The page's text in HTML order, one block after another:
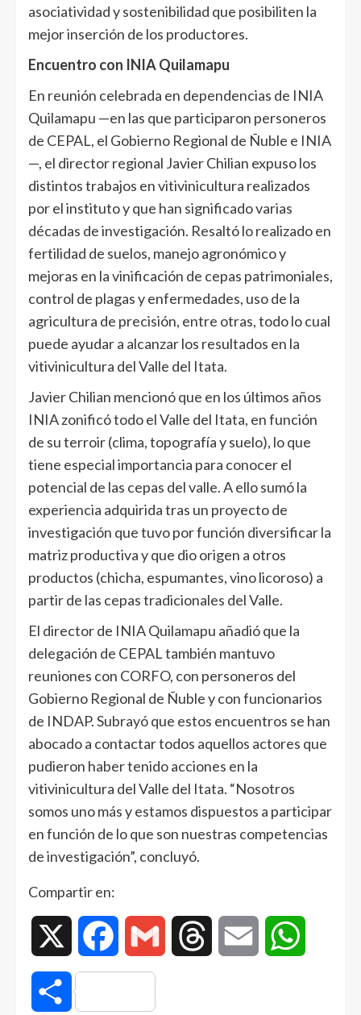
asociatividad y sostenibilidad que posibiliten la
mejor inserción de los productores.
Encuentro con INIA Quilamapu
En reunión celebrada en dependencias de INIA
Quilamapu —en las que participaron personeros
de CEPAL, el Gobierno Regional de Ñuble e INIA
—, el director regional Javier Chilian expuso los
distintos trabajos en vitivinicultura realizados
por el instituto y que han significado varias
décadas de investigación. Resaltó lo realizado en
fertilidad de suelos, manejo agronómico y
mejoras en la vinificación de cepas patrimoniales,
control de plagas y enfermedades, uso de la
agricultura de precisión, entre otras, todo lo cual
puede ayudar a alcanzar los resultados en la
vitivinicultura del Valle del Itata.
Javier Chilian mencionó que en los últimos años
INIA zonificó todo el Valle del Itata, en función
de su terroir (clima, topografía y suelo), lo que
tiene especial importancia para conocer el
potencial de las cepas del valle. A ello sumó la
experiencia adquirida tras un proyecto de
investigación que tuvo por función diversificar la
matriz productiva y que dio origen a otros
productos (chicha, espumantes, vino licoroso) a
partir de las cepas tradicionales del Valle.
El director de INIA Quilamapu añadió que la
delegación de CEPAL también mantuvo
reuniones con CORFO, con personeros del
Gobierno Regional de Ñuble y con funcionarios
de INDAP. Subrayó que estos encuentros se han
abocado a contactar todos aquellos actores que
pudieron haber tenido acciones en la
vitivinicultura del Valle del Itata. “Nosotros
somos uno más y estamos dispuestos a participar
en función de lo que son nuestras competencias
de investigación”, concluyó.
Compartir en:
Facebook Gmail Threads Email
Compartir